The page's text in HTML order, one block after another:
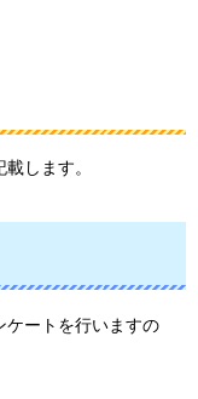
します。
ケートを行いますの